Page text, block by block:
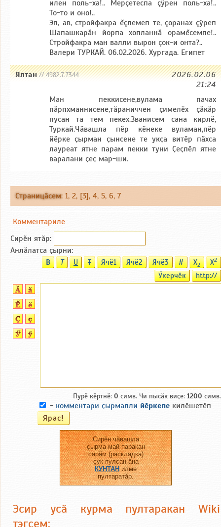
илен поль-ха!.. Мерçетеспа çÿрен поль-ха!..
То-то и оно!..
Эп, ав, стройфакра ĕçлемеп те, çоранах çÿреп
Шапашкарăн йорпа хопланнă орамĕсемпе!..
Стройфакра ман валли вырон çок-и онта?..
Валери ТУРКАЙ. 06.02.2026. Хургада. Египет
Ялтан// 4982.7.7344
2026.02.06
21:24
Ман пеккисене,вулама пачах
пӑрпхманнисене,тӑраниччен ҫимелӗх ҫӑкӑр
пусан та тем пекех.Званисем сана кирлӗ,
Туркай.Чӑвашла пӗр кӗнеке вуламан,пӗр
йӗрке ҫырман ҫынсене те укҫа витӗр пӑхса
лауреат ятне парам пекки туни Ҫеҫпӗл ятне
варалани ҫеҫ мар-ши.
Страницӑсем: 1, 2, [3], 4, 5, 6, 7
Комментариле
Сирӗн ятӑp:
Анлӑлатса ҫырни:
B T U T Ячӗ1 Ячӗ2 Ячӗ3 # X2 X2
Ӳкерчӗк http://
Пурӗ кӗртнӗ: 0 симв. Чи пысӑк виҫе: 1200 симв.
- комментари ҫырмалли йӗркепе килӗшетӗп
Сирӗн чӑвашла
ҫырма май паракан
сарӑм (раскладка)
ҫук пулсан ӑна
КУНТАН илме
пултаратӑр.
Эсир усӑ курма пултаракан Wiki
тэгсем: